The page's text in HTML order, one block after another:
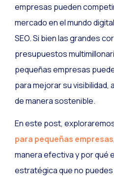
empresas pueden
mercado en el mundo
SEO. Si bien las grandes
presupuestos
pequeñas empresas
para mejorar su
de manera sostenible.
En este post,
para pequeñas empresas
manera efectiva y por qué
estratégica que no puedes